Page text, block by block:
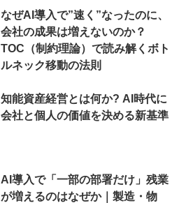
なぜAI導入で”速く”なったのに、
会社の成果は増えないのか？
TOC（制約理論）で読み解くボト
ルネック移動の法則
知能資産経営とは何か? AI時代に
会社と個人の価値を決める新基準
AI導入で「一部の部署だけ」残業
が増えるのはなぜか｜製造・物